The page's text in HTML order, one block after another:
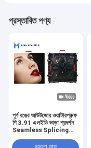
প্রস্তাবিত পণ্য
পূর্ণ রঙের আউটডোর ওয়াটারপ্রুফ
পি 3.91 এলইডি ভাড়া প্রদর্শন
Seamless Splicing
নেতৃত্বাধীন ভিডিও ওয়াল প্যানেল